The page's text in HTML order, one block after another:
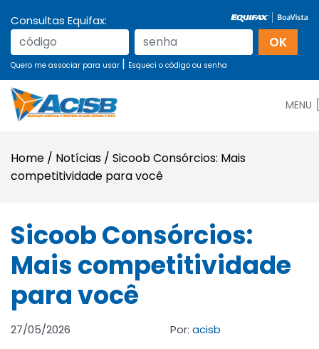
Consultas Equifax:
Quero me associar para usar | Esqueci o código ou senha
MENU
Home / Notícias / Sicoob Consórcios: Mais
competitividade para você
Sicoob Consórcios:
Mais competitividade
para você
27/05/2026 Por: acisb